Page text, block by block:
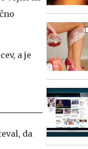
a je
da